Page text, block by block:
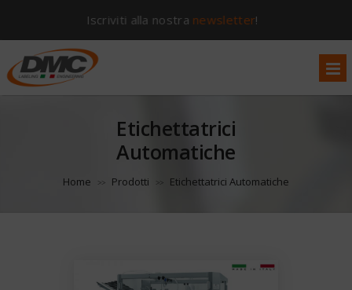
Iscriviti alla nostranewsletter
Etichettatrici
Automatiche
Home >> Prodotti >> Etichettatrici Automatiche